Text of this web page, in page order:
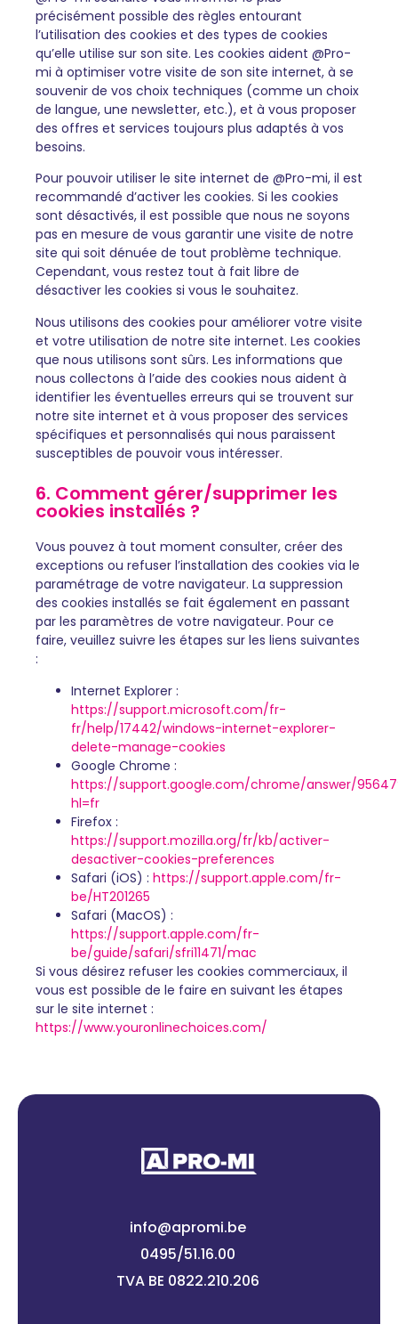
précisément possible des règles entourant
l’utilisation des cookies et des types de cookies
qu’elle utilise sur son site. Les cookies aident @Pro-
mi à optimiser votre visite de son site internet, à se
souvenir de vos choix techniques (comme un choix
de langue, une newsletter, etc.), et à vous proposer
des offres et services toujours plus adaptés à vos
besoins.
Pour pouvoir utiliser le site internet de @Pro-mi, il est
recommandé d’activer les cookies. Si les cookies
sont désactivés, il est possible que nous ne soyons
pas en mesure de vous garantir une visite de notre
site qui soit dénuée de tout problème technique.
Cependant, vous restez tout à fait libre de
désactiver les cookies si vous le souhaitez.
Nous utilisons des cookies pour améliorer votre visite
et votre utilisation de notre site internet. Les cookies
que nous utilisons sont sûrs. Les informations que
nous collectons à l’aide des cookies nous aident à
identifier les éventuelles erreurs qui se trouvent sur
notre site internet et à vous proposer des services
spécifiques et personnalisés qui nous paraissent
susceptibles de pouvoir vous intéresser.
6. Comment gérer/supprimer les
cookies installés ?
Vous pouvez à tout moment consulter, créer des
exceptions ou refuser l’installation des cookies via le
paramétrage de votre navigateur. La suppression
des cookies installés se fait également en passant
par les paramètres de votre navigateur. Pour ce
faire, veuillez suivre les étapes sur les liens suivantes
:
Internet Explorer :
https://support.microsoft.com/fr-
fr/help/17442/windows-internet-explorer-
delete-manage-cookies
Google Chrome :
https://support.google.com/chrome/answer/
hl=fr
Firefox :
https://support.mozilla.org/fr/kb/activer-
desactiver-cookies-preferences
Safari (iOS) : https://support.apple.com/fr-
be/HT201265
Safari (MacOS) :
https://support.apple.com/fr-
be/guide/safari/sfri11471/mac
Si vous désirez refuser les cookies commerciaux, il
vous est possible de le faire en suivant les étapes
sur le site internet :
https://www.youronlinechoices.com/
info@apromi.be
0495/51.16.00
TVA BE 0822.210.206